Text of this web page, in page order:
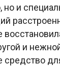
но и
и
средство